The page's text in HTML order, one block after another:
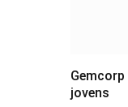
jovens